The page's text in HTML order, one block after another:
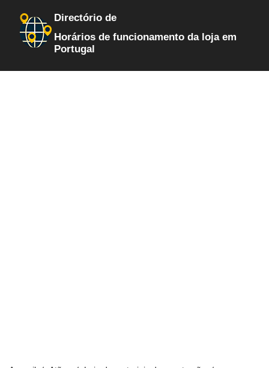
Directório de
Horários de funcionamento da loja em
Portugal